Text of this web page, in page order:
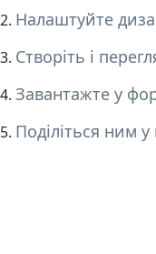
Налаштуйте
Створіть і
Завантажте у
Поділіться ним у